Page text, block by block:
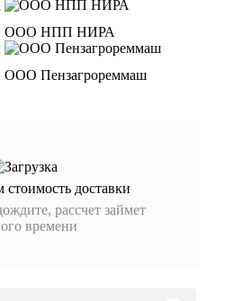
ООО НПП НИРА
ООО Пензагрореммаш
стоимость доставки
рассчет займет
времени